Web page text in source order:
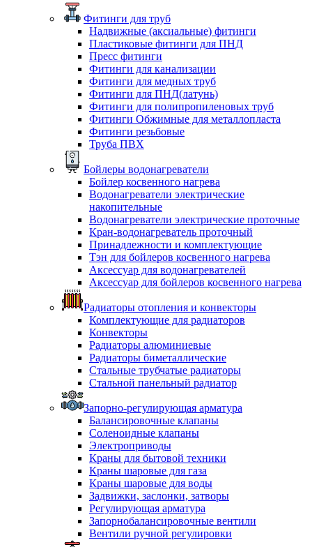
Фитинги для труб
Надвижные (аксиальные) фитинги
Пластиковые фитинги для ПНД
Пресс фитинги
Фитинги для канализации
Фитинги для медных труб
Фитинги для ПНД(латунь)
Фитинги для полипропиленовых труб
Фитинги Обжимные для металлопласта
Фитинги резьбовые
Труба ПВХ
Бойлеры водонагреватели
Бойлер косвенного нагрева
Водонагреватели электрические
накопительные
Водонагреватели электрические проточные
Кран-водонагреватель проточный
Принадлежности и комплектующие
Тэн для бойлеров косвенного нагрева
Аксессуар для водонагревателей
Аксессуар для бойлеров косвенного нагрева
Радиаторы отопления и конвекторы
Комплектующие для радиаторов
Конвекторы
Радиаторы алюминиевые
Радиаторы биметаллические
Стальные трубчатые радиаторы
Стальной панельный радиатор
Запорно-регулирующая арматура
Балансировочные клапаны
Соленоидные клапаны
Электроприводы
Краны для бытовой техники
Краны шаровые для газа
Краны шаровые для воды
Задвижки, заслонки, затворы
Регулирующая арматура
Запорнобалансировочные вентили
Вентили ручной регулировки